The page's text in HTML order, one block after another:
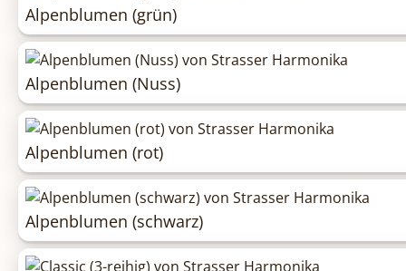
Alpenblumen (grün)
Alpenblumen (Nuss)
Alpenblumen (rot)
Alpenblumen (schwarz)